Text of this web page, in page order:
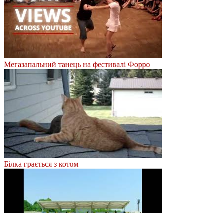
Мегазапальний танець на фестивалі Форро
Білка грається з котом